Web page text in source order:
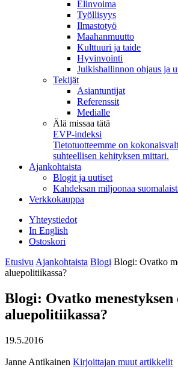
Elinvoima
Työllisyys
Ilmastotyö
Maahanmuutto
Kulttuuri ja taide
Hyvinvointi
Julkishallinnon ohjaus ja
Tekijät
Asiantuntijat
Referenssit
Medialle
Älä missaa tätä
EVP-indeksi
Tietotuotteemme on
suhteellisen kehityksen mittari.
Ajankohtaista
Blogit ja uutiset
Kahdeksan miljoonaa
Verkkokauppa
Yhteystiedot
In English
Ostoskori
Etusivu Ajankohtaista Blogi Blogi: Ovatko
aluepolitiikassa?
Blogi: Ovatko menestyksen
aluepolitiikassa?
19.5.2016
Janne Antikainen Kirjoittajan muut artikkelit